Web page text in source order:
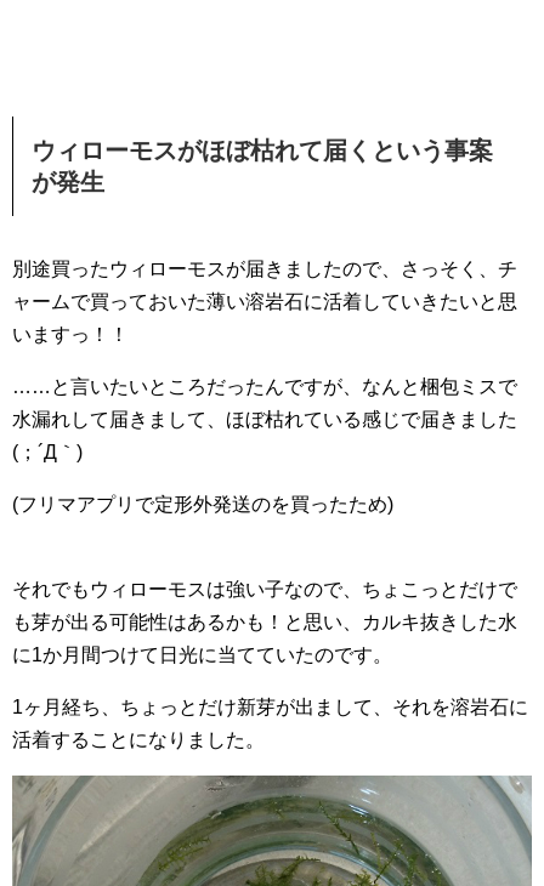
ウィローモスがほぼ枯れて届くという事案
が発生
別途買ったウィローモスが届きましたので、さっそく、チ
ャームで買っておいた薄い溶岩石に活着していきたいと思
いますっ！！
……と言いたいところだったんですが、なんと梱包ミスで
水漏れして届きまして、ほぼ枯れている感じで届きました
(；´Д｀)
(フリマアプリで定形外発送のを買ったため)
それでもウィローモスは強い子なので、ちょこっとだけで
も芽が出る可能性はあるかも！と思い、カルキ抜きした水
に1か月間つけて日光に当てていたのです。
1ヶ月経ち、ちょっとだけ新芽が出まして、それを溶岩石に
活着することになりました。